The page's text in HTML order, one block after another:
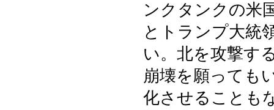
ンクタンクの米
とトランプ大統
い。北を攻撃す
崩壊を願っても
化させることも